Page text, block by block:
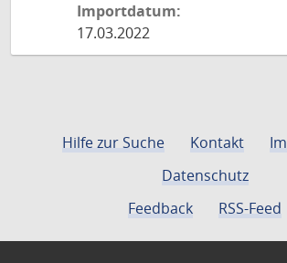
Importdatum:
17.03.2022
Hilfe zur Suche Kontakt
Datenschutz
Feedback
RSS-Feed